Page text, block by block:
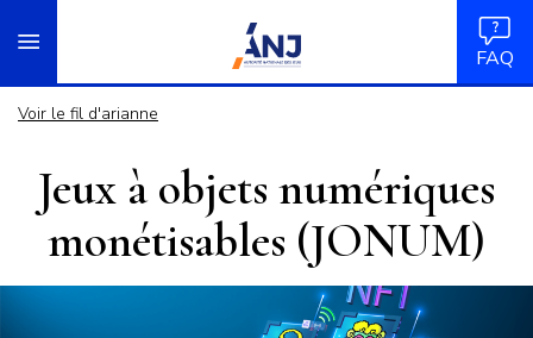
au
accueil
FAQ
Voir le fil d'arianne
Jeux à objets numériques
monétisables (JONUM)